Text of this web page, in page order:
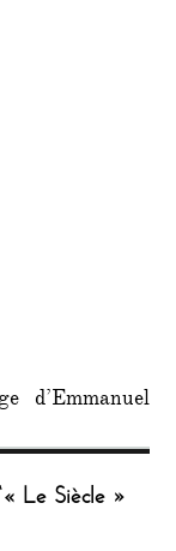
d’Emmanuel
Le Siècle »